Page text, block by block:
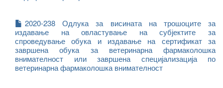
2020-238 Одлука за висината на трошоците за
издавање на овластување на субјектите за
спроведување обука и издавање на сертификат за
завршена обука за ветеринарна фармаколошка
внимателност или завршена специјализација по
ветеринарна фармаколошка внимателност